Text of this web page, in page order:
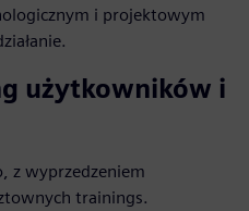
i projektowym
użytkowników i
z wyprzedzeniem
trainings.